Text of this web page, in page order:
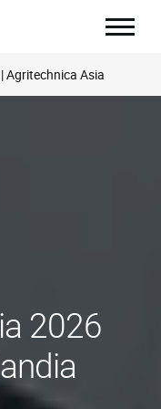
Agritechnica Asia
2026